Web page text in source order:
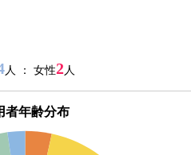
人 ： 女性2人
者年齢分布